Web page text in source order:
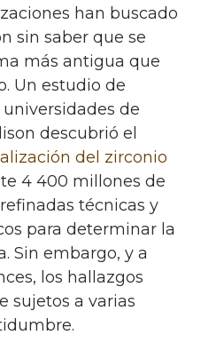
han buscado
sin saber que se
más antigua que
Un estudio de
de
descubrió el
del zirconio
4 400 millones de
técnicas y
para determinar la
Sin embargo, y a
los hallazgos
sujetos a varias